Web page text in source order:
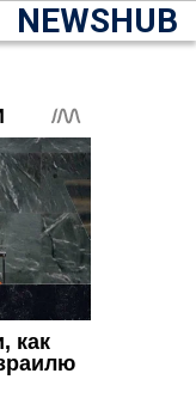
NEWSHUB